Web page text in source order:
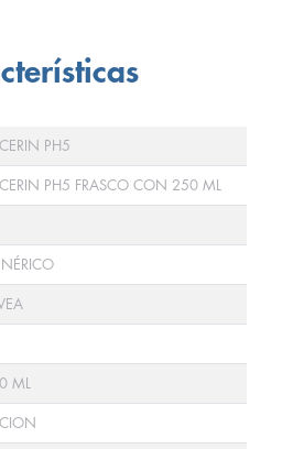
PH5
PH5 FRASCO CON 250 ML
ML